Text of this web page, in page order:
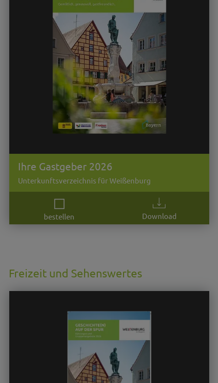
Ihre Gastgeber 2026
Unterkunftsverzeichnis für Weißenburg
bestellen Download
Freizeit und Sehenswertes